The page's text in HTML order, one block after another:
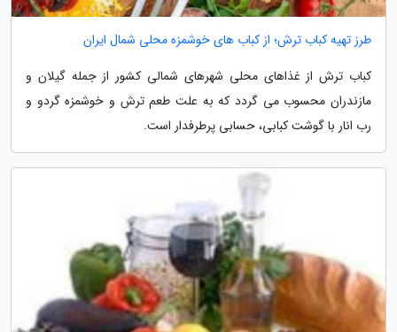
طرز تهیه کباب ترش؛ از کباب های خوشمزه محلی شمال ایران
کباب ترش از غذاهای محلی شهرهای شمالی کشور از جمله گیلان و
مازندران محسوب می گردد که به علت طعم ترش و خوشمزه گردو و
رب انار با گوشت کبابی، حسابی پرطرفدار است.